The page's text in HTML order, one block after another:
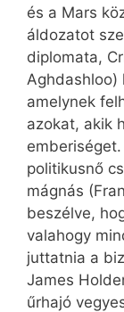
és a Mars
áldozatot
diplomata,
Aghdashloo)
amelynek
azokat, akik
politikusnő
mágnás
beszélve,
valahogy
juttatnia a
James
űrhajó